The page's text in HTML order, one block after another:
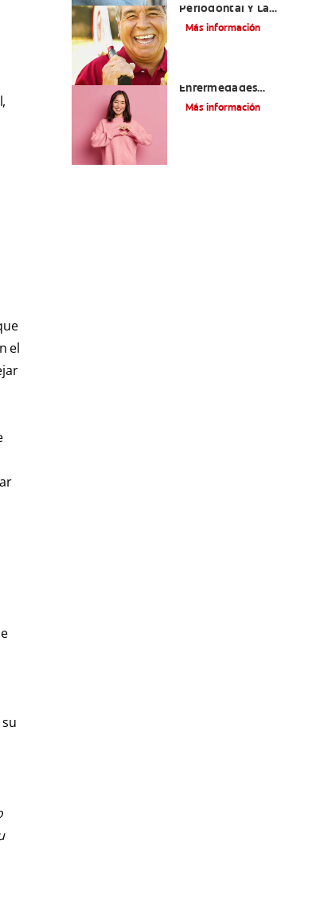
el
Periodontal Y La
Enfermedad
Más información
Enfermedades
Cardíacas Están
Más información